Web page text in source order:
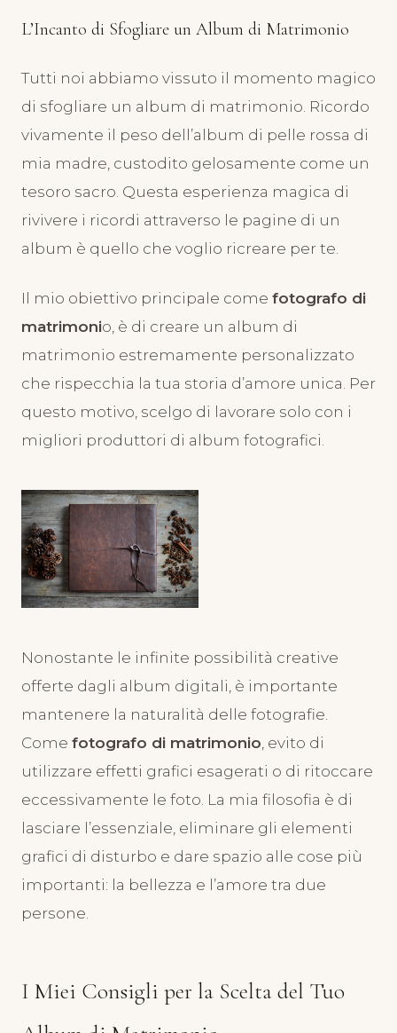
L’Incanto di Sfogliare un Album di Matrimonio
Tutti noi abbiamo vissuto il momento magico
di sfogliare un album di matrimonio. Ricordo
vivamente il peso dell’album di pelle rossa di
mia madre, custodito gelosamente come un
tesoro sacro. Questa esperienza magica di
rivivere i ricordi attraverso le pagine di un
album è quello che voglio ricreare per te.
Il mio obiettivo principale come fotografo di
matrimonio, è di creare un album di
matrimonio estremamente personalizzato
che rispecchia la tua storia d’amore unica. Per
questo motivo, scelgo di lavorare solo con i
migliori produttori di album fotografici.
Nonostante le infinite possibilità creative
offerte dagli album digitali, è importante
mantenere la naturalità delle fotografie.
Come fotografo di matrimonio, evito di
utilizzare effetti grafici esagerati o di ritoccare
eccessivamente le foto. La mia filosofia è di
lasciare l’essenziale, eliminare gli elementi
grafici di disturbo e dare spazio alle cose più
importanti: la bellezza e l’amore tra due
persone.
I Miei Consigli per la Scelta del Tuo